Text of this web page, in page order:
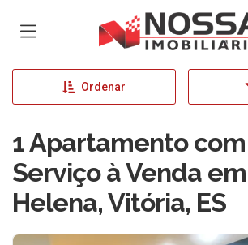
Página inicial
Ordenar
1 Apartamento
Serviço à Venda
Helena, Vitória, ES